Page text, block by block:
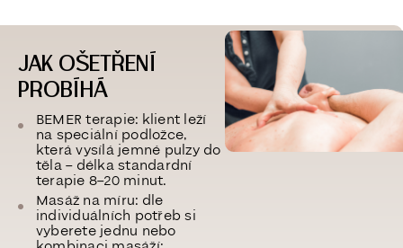
JAK OŠETŘENÍ
PROBÍHÁ
BEMER terapie: klient leží
na speciální podložce,
která vysílá jemné pulzy do
těla – délka standardní
terapie 8–20 minut.
Masáž na míru: dle
individuálních potřeb si
vyberete jednu nebo